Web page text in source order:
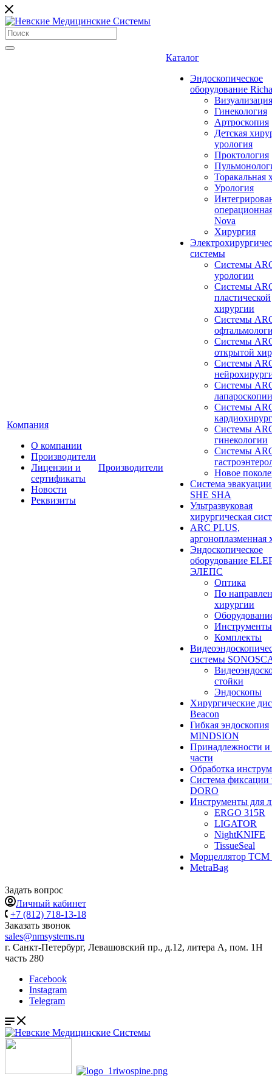
Компания
О компании
Производители
Лицензии и
сертификаты
Новости
Реквизиты
Производители
Каталог
Эндоскопическое
оборудование
Визуализация
Гинекология
Артроскопия
Детская
урология
Проктология
Торакальная
Урология
Nova
Хирургия
системы
Системы
урологии
Системы
пластической
хирургии
Системы
Системы
открытой
Системы
Системы
лапароскопии
Системы
Системы
гинекологии
Системы
Новое
Система
SHE SHA
Ультразвуковая
хирургическая
ARC PLUS,
аргоноплазменная
Эндоскопическое
оборудование
ЭЛЕПС
Оптика
По
хирургии
Инструменты
Комплекты
системы
стойки
Эндоскопы
Хирургические
Beacon
Гибкая эндоскопия
MINDSION
Принадлежности и
части
Обработка
Система фиксации
DORO
Инструменты для
ERGO 315R
LIGATOR
NightKNIFE
TissueSeal
Морцеллятор ТСМ
MetraBag
Задать вопрос
Личный кабинет
+7 (812) 718-13-18
Заказать звонок
sales@nmsystems.ru
г. Санкт-Петербург, Левашовский пр., д.12, литера А, пом. 1Н
часть 280
Facebook
Instagram
Telegram